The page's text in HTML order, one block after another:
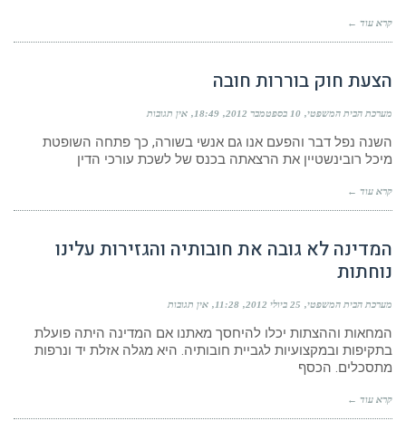
קרא עוד ←
הצעת חוק בוררות חובה
מערכת הבית המשפטי 10 בספטמבר 2012 18:49 אין תגובות
השנה נפל דבר והפעם אנו גם אנשי בשורה, כך פתחה השופטת
מיכל רובינשטיין את הרצאתה בכנס של לשכת עורכי הדין
קרא עוד ←
המדינה לא גובה את חובותיה והגזירות עלינו
נוחתות
מערכת הבית המשפטי 25 ביולי 2012 11:28 אין תגובות
המחאות וההצתות יכלו להיחסך מאתנו אם המדינה היתה פועלת
בתקיפות ובמקצועיות לגביית חובותיה. היא מגלה אזלת יד ונרפות
מתסכלים. הכסף
קרא עוד ←